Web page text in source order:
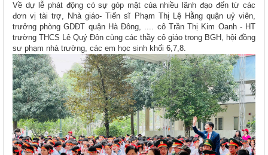
Về dự lễ phát động có sự góp mặt của nhiều lãnh đạo đến từ các
đơn vị tài trợ, Nhà giáo- Tiến sĩ Phạm Thị Lệ Hằng quận uỷ viên,
trưởng phòng GDĐT quận Hà Đông, .... cô Trần Thị Kim Oanh - HT
trường THCS Lê Quý Đôn cùng các thầy cô giáo trong BGH, hội đồng
sư phạm nhà trường, các em học sinh khối 6,7,8.